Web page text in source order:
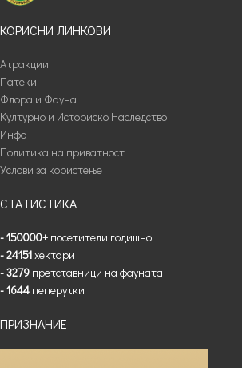
КОРИСНИ ЛИНКОВИ
Атракции
Патеки
Флора и Фауна
Културно и Историско Наследство
Инфо
Политика на приватност
Услови за користење
СТАТИСТИКА
- 150000+ посетители годишно
- 24151хектари
- 3279 претставници на фауната
- 1644 пеперутки
ПРИЗНАНИЕ